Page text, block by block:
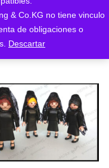
& Co.KG no tiene vinculo
de obligaciones o
Descartarlos